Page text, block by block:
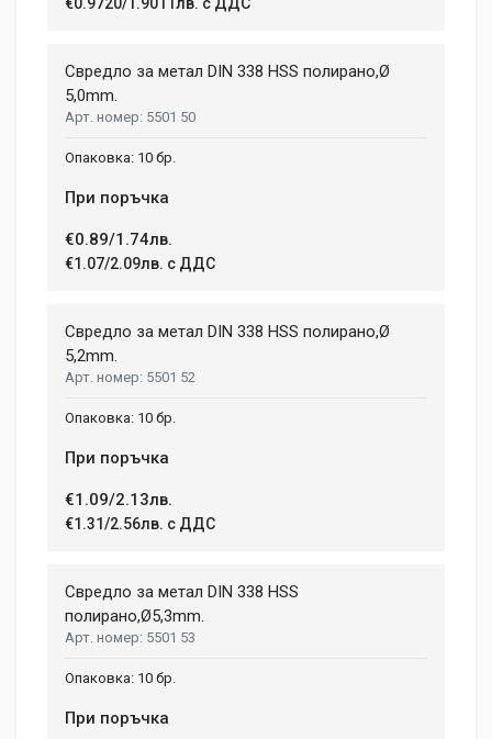
Свредло за метал DIN 338 HSS полирано,Ø
5,0mm.
5501 50
10 бр.
При поръчка
€0.89/1.74лв.
€1.07/2.09лв. с ДДС
Свредло за метал DIN 338 HSS полирано,Ø
5,2mm.
5501 52
10 бр.
При поръчка
€1.09/2.13лв.
€1.31/2.56лв. с ДДС
Свредло за метал DIN 338 HSS
полиранo,Ø5,3mm.
5501 53
10 бр.
При поръчка